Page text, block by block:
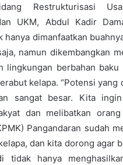
Restrukturisasi
UKM, Abdul Kadir
hanya dimanfaatkan
namun dikembangkan
lingkungan berbahan
kelapa. “Potensi yang
sangat besar. Kita
dan melibatkan
Pangandaran sudah
dan kita dorong agar
tidak hanya